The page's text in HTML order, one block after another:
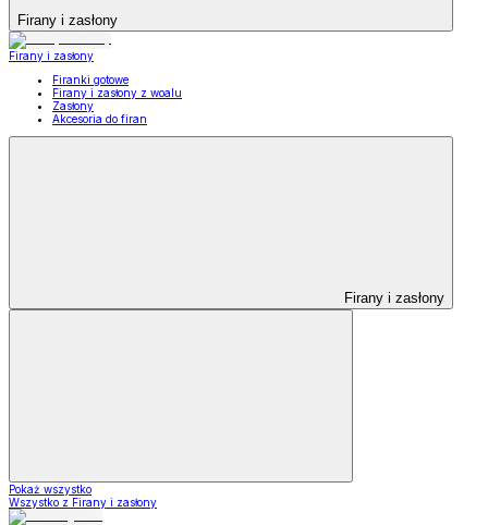
Firany i zasłony
Firany i zasłony
Firanki gotowe
Firany i zasłony z woalu
Zasłony
Akcesoria do firan
Firany i zasłony
Pokaż wszystko
Wszystko z Firany i zasłony